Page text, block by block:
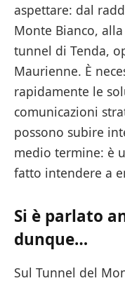
aspettare: dal
Monte Bianco,
tunnel di Tenda,
Maurienne. È
rapidamente le
comunicazioni
possono subire
medio termine: è
fatto intendere a
Si è parlato
dunque…
Sul Tunnel del